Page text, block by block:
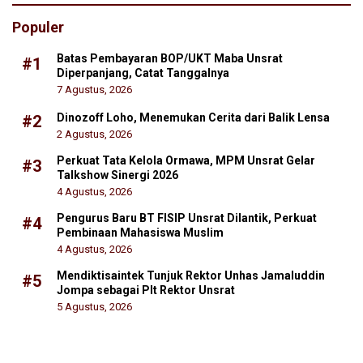
Populer
#1
Batas Pembayaran BOP/UKT Maba Unsrat
Diperpanjang, Catat Tanggalnya
7 Agustus, 2026
#2 Dinozoff Loho, Menemukan Cerita dari Balik Lensa
2 Agustus, 2026
#3
Perkuat Tata Kelola Ormawa, MPM Unsrat Gelar
Talkshow Sinergi 2026
4 Agustus, 2026
#4
Pengurus Baru BT FISIP Unsrat Dilantik, Perkuat
Pembinaan Mahasiswa Muslim
4 Agustus, 2026
#5
Mendiktisaintek Tunjuk Rektor Unhas Jamaluddin
Jompa sebagai Plt Rektor Unsrat
5 Agustus, 2026